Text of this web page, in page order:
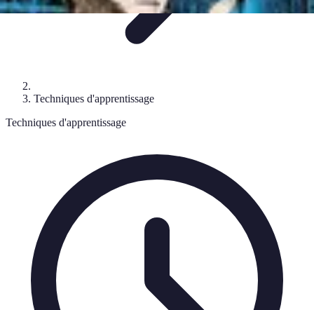
Techniques d'apprentissage
Techniques d'apprentissage